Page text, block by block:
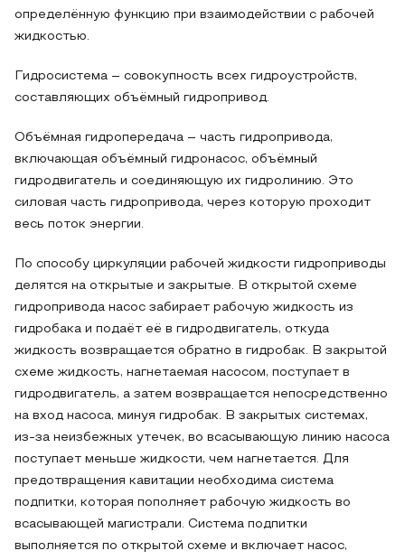
определённую функцию при взаимодействии с рабочей
жидкостью.
Гидросистема – совокупность всех гидроустройств,
составляющих объёмный гидропривод.
Объёмная гидропередача – часть гидропривода,
включающая объёмный гидронасос, объёмный
гидродвигатель и соединяющую их гидролинию. Это
силовая часть гидропривода, через которую проходит
весь поток энергии.
По способу циркуляции рабочей жидкости гидроприводы
делятся на открытые и закрытые. В открытой схеме
гидропривода насос забирает рабочую жидкость из
гидробака и подаёт её в гидродвигатель, откуда
жидкость возвращается обратно в гидробак. В закрытой
схеме жидкость, нагнетаемая насосом, поступает в
гидродвигатель, а затем возвращается непосредственно
на вход насоса, минуя гидробак. В закрытых системах,
из-за неизбежных утечек, во всасывающую линию насоса
поступает меньше жидкости, чем нагнетается. Для
предотвращения кавитации необходима система
подпитки, которая пополняет рабочую жидкость во
всасывающей магистрали. Система подпитки
выполняется по открытой схеме и включает насос,